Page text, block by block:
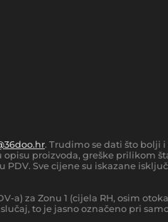
. Trudimo se dati što bolji
proizvoda, greške prilikom
Sve cijene su iskazane
a) za Zonu 1 (cijela RH, osim
to je jasno označeno pri